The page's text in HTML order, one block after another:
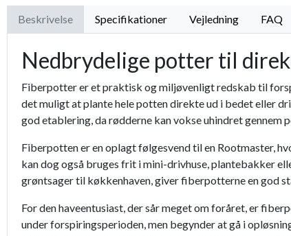
Beskrivelse Specifikationer Vejledning FAQ
Nedbrydelige potter til
Fiberpotter er et praktisk og miljøvenligt redskab til
det muligt at plante hele potten direkte ud i bedet eller
god etablering, da rødderne kan vokse uhindret gennem
Fiberpotten er en oplagt følgesvend til en Rootmaster,
kan dog også bruges frit i mini-drivhuse, plantebakker
grøntsager til køkkenhaven, giver fiberpotterne en god
For den haveentusiast, der sår meget om foråret, er
under forspiringsperioden, men begynder at gå i